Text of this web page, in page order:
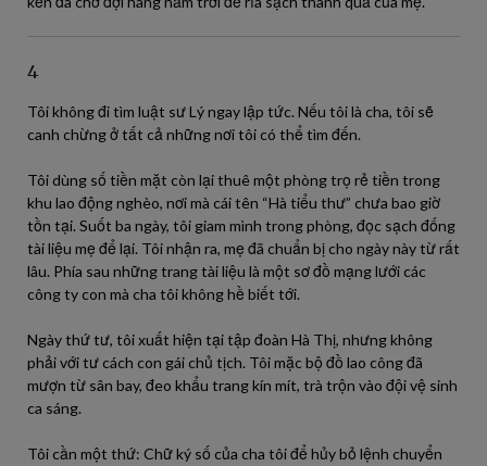
4
Tôi không đi tìm luật sư Lý ngay lập tức. Nếu tôi là cha, tôi sẽ
canh chừng ở tất cả những nơi tôi có thể tìm đến.
Tôi dùng số tiền mặt còn lại thuê một phòng trọ rẻ tiền trong
khu lao động nghèo, nơi mà cái tên “Hà tiểu thư” chưa bao giờ
tồn tại. Suốt ba ngày, tôi giam mình trong phòng, đọc sạch đống
tài liệu mẹ để lại. Tôi nhận ra, mẹ đã chuẩn bị cho ngày này từ rất
lâu. Phía sau những trang tài liệu là một sơ đồ mạng lưới các
công ty con mà cha tôi không hề biết tới.
Ngày thứ tư, tôi xuất hiện tại tập đoàn Hà Thị, nhưng không
phải với tư cách con gái chủ tịch. Tôi mặc bộ đồ lao công đã
mượn từ sân bay, đeo khẩu trang kín mít, trà trộn vào đội vệ sinh
ca sáng.
Tôi cần một thứ: Chữ ký số của cha tôi để hủy bỏ lệnh chuyển